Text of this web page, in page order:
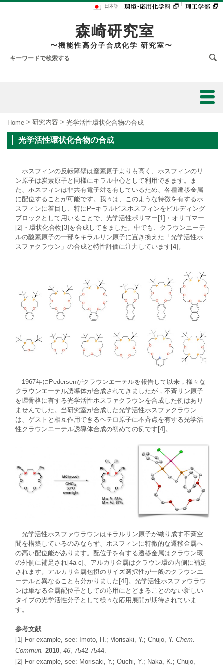
日本語
｜
森崎研究室
〜機能性高分子合成化学 研究室〜
ホーム
研究内容
円偏光発光材料の開発：面性不斉シクロファンが拓く材料化学
円偏光リン光発光材料の開発と基礎理論の構築
π電子系積層分子の合成
研究業績
発表論文
総説・Book Chapter・著書 etc…
スタッフ
教授
メンバー
連絡先・アクセス
Home > 研究内容 > 光学活性環状化合物の合成
光学活性環状化合物の合成
ホスフィンの反転障壁は窒素原子よりも高く、ホスフィンのリ
ン原子は炭素原子と同様にキラル中心として利用できます。ま
た、ホスフィンは非共有電子対を有しているため、各種遷移金属
に配位することが可能です。我々は、このような特徴を有するホ
スフィンに着目し、特にP−キラルビスホスフィンをビルディング
ブロックとして用いることで、光学活性ポリマー[1]・オリゴマー
[2]・環状化合物[3]を合成してきました。中でも、クラウンエーテ
ルの酸素原子の一部をキラルリン原子に置き換えた「光学活性ホ
スファクラウン」の合成と特性評価に注力しています[4]。
1967年にPedersenがクラウンエーテルを報告して以来，様々な
クラウンエーテル誘導体が合成されてきましたが，不斉リン原子
を環骨格に有する光学活性ホスファクラウンを合成した例はあり
ませんでした。当研究室が合成した光学活性ホスファクラウン
は、ゲストと相互作用できるヘテロ原子に不斉点を有する光学活
性クラウンエーテル誘導体合成の初めての例です[4]。
光学活性ホスファウラウンはキラルリン原子が織り成す不斉空
間を構築しているのみならず、ホスフィンに特徴的な遷移金属へ
の高い配位能があります。配位子を有する遷移金属はクラウン環
の外側に補足され[4a-c]、アルカリ金属はクラウン環の内側に補足
されます。アルカリ金属包摂のサイズ選択性が一般のクラウンエ
ーテルと異なることも分かりました[4f]。光学活性ホスファウラウ
ンは単なる金属配位子としての応用にとどまることのない新しい
タイプの光学活性分子として様々な応用展開が期待されていま
す。
参考文献
[1] For example, see: Imoto, H.; Morisaki, Y.; Chujo, Y.Chem.
Commun. 2010, 46, 7542-7544.
[2] For example, see: Morisaki, Y.; Ouchi, Y.; Naka, K.; Chujo,